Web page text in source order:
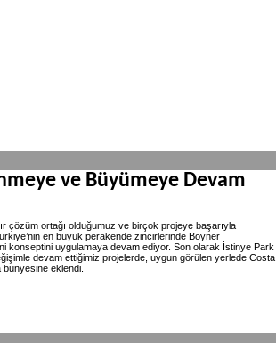
ve Büyümeye Devam
çözüm ortağı olduğumuz ve birçok projeye başarıyla
en büyük perakende zincirlerinde Boyner
konseptini uygulamaya devam ediyor. Son olarak İstinye Park
devam ettiğimiz projelerde, uygun görülen yerlede Costa
eklendi.